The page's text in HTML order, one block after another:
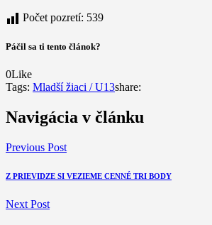
Počet pozretí: 539
Páčil sa ti tento článok?
0Like
Tags: Mladší žiaci / U13share:
Navigácia v článku
Previous Post
Z PRIEVIDZE SI VEZIEME CENNÉ TRI BODY
Next Post